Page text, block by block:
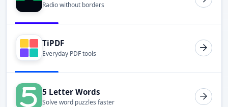
Radio without borders
TiPDF
Everyday PDF tools
5 Letter Words
Solve word puzzles faster